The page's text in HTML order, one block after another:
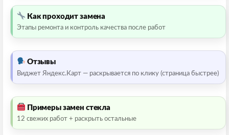
Как проходит замена
Этапы ремонта и контроль качества после работ
Отзывы
Виджет Яндекс.Карт — раскрывается по клику (страница быстрее)
Примеры замен стекла
12 свежих работ + раскрыть остальные